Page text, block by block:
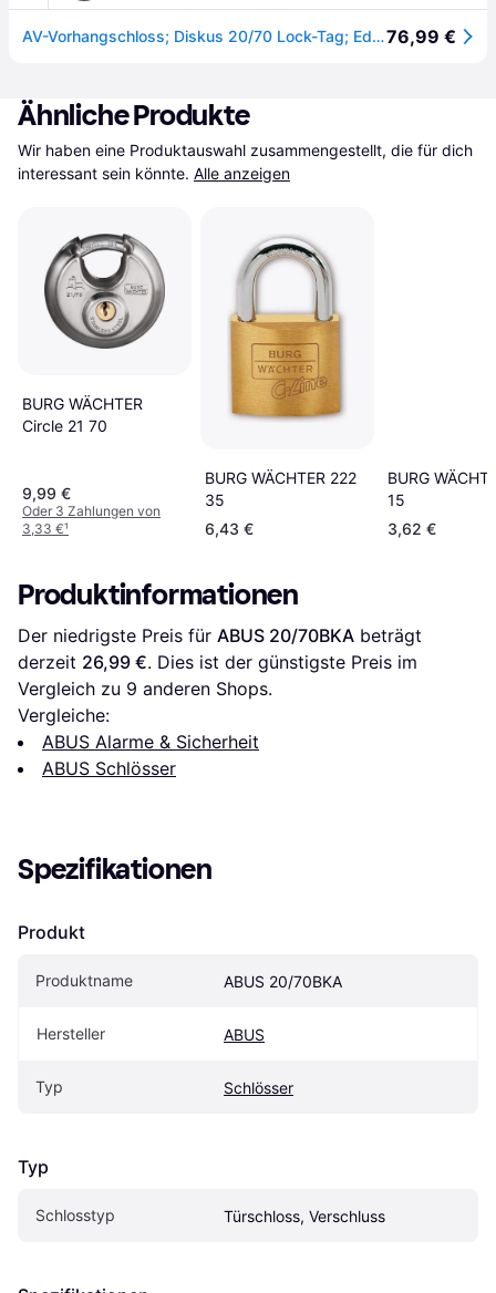
AV-Vorhangschloss; Diskus 20/70 Lock-Tag; Edelstahl76,99 €
Ähnliche Produkte
Wir haben eine Produktauswahl zusammengestellt, die für dich
interessant sein könnte. Alle anzeigen
BURG WÄCHTER
Circle 21 70
9,99 €
Oder 3 Zahlungen von
3,33 €¹
BURG WÄCHTER 222
35
6,43 €
BURG
15
3,62 €
Produktinformationen
Der niedrigste Preis für ABUS 20/70BKA beträgt
derzeit 26,99 €. Dies ist der günstigste Preis im
Vergleich zu 9 anderen Shops.
Vergleiche:
ABUS Alarme & Sicherheit
ABUS Schlösser
Spezifikationen
Produkt
Produktname ABUS 20/70BKA
Hersteller ABUS
Typ Schlösser
Typ
Schlosstyp Türschloss, Verschluss